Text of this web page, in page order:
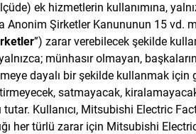
ek hizmetlerin kullanımına,
Anonim Şirketler Kanununun 15 vd.
”) zarar verebilecek şekilde
münhasır olmayan,
dayalı bir şekilde kullanmak
satmayacak,
Kullanıcı, Mitsubishi Electric
her türlü zarar için Mitsubishi